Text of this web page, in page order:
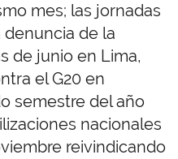
mes; las jornadas
de la
de junio en Lima,
el G20 en
semestre del año
nacionales
reivindicando